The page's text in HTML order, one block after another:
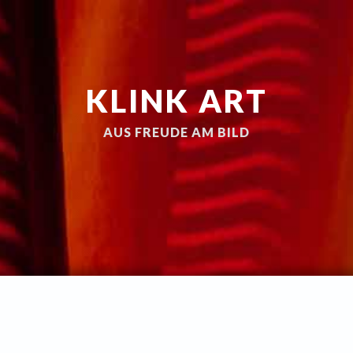
KLINK ART
AUS FREUDE AM BILD